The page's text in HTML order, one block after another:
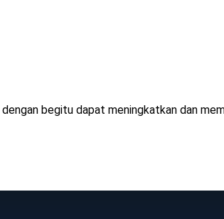
begitu dapat meningkatkan dan